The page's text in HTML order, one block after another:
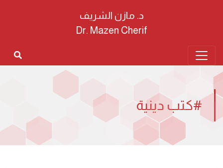
د. مازن الشريف
Dr. Mazen Cherif
#كتب دينية